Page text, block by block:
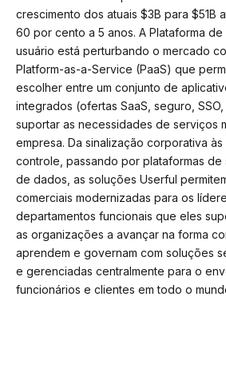
crescimento dos atuais $3B para $51B
60 por cento a 5 anos. A Plataforma
usuário está perturbando o mercado
Platform-as-a-Service (PaaS) que
escolher entre um conjunto de
integrados (ofertas SaaS, seguro,
suportar as necessidades de serviços
empresa. Da sinalização corporativa
controle, passando por plataformas de
de dados, as soluções Userful
comerciais modernizadas para os
departamentos funcionais que eles
as organizações a avançar na forma
aprendem e governam com soluções
e gerenciadas centralmente para o
funcionários e clientes em todo o